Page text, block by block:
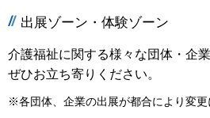
出展ゾーン・体験ゾーン
介護福祉に関する様々な団体・企
ぜひお立ち寄りください。
※各団体、企業の出展が都合により変更